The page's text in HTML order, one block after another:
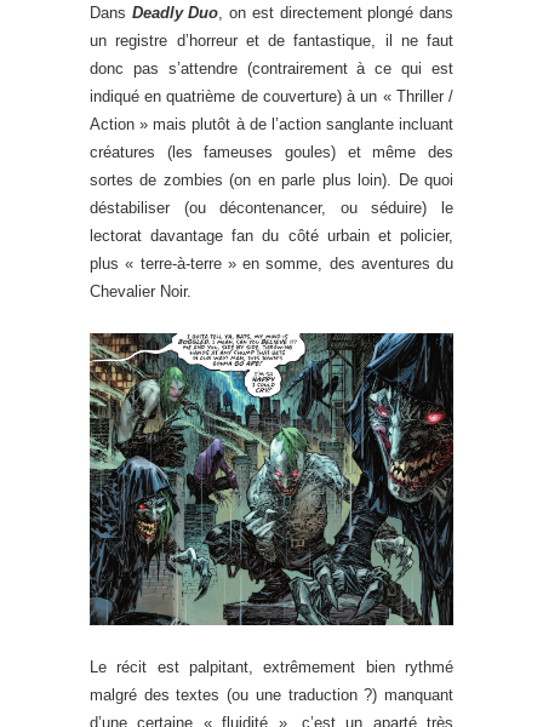
Dans Deadly Duo , on est directement plongé dans
un registre d’horreur et de fantastique, il ne faut
donc pas s’attendre (contrairement à ce qui est
indiqué en quatrième de couverture) à un « Thriller /
Action » mais plutôt à de l’action sanglante incluant
créatures (les fameuses goules) et même des
sortes de zombies (on en parle plus loin). De quoi
déstabiliser (ou décontenancer, ou séduire) le
lectorat davantage fan du côté urbain et policier,
plus « terre-à-terre » en somme, des aventures du
Chevalier Noir.
Le récit est palpitant, extrêmement bien rythmé
malgré des textes (ou une traduction ?) manquant
d’une certaine « fluidité », c’est un aparté très